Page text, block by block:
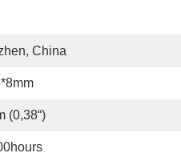
China
(0,38“)